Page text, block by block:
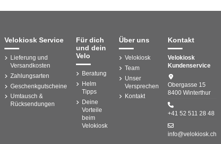
Velokiosk Service
Lieferung und
Versandkosten
Zahlungsarten
Geschenkgutscheine
Umtausch &
Rücksendungen
Für dich
und dein
Velo
Beratung
Helm
Tipps
Deine
Vorteile
beim
Velokiosk
Über uns
Velokiosk
Team
Unser
Versprechen
Kontakt
Kontakt
Velokiosk
Kundenservice
Obergasse 15
8400 Winterthur
+41 52 511 28 48
info@velokiosk.ch